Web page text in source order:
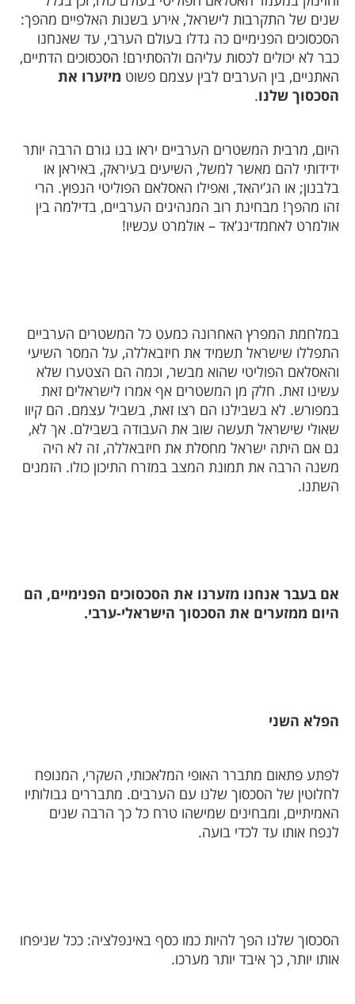
שנים של התקרבות לישראל, אירע בשנות האלפיים מהפך:
הסכסוכים הפנימיים כה גדלו בעולם הערבי, עד שאנחנו
כבר לא יכולים לכסות עליהם ולהסתירם! הסכסוכים הדתיים,
האתניים, בין הערבים לבין עצמם פשוט מיזערו את
הסכסוך שלנו.
היום, מרבית המשטרים הערביים יראו בנו גורם הרבה יותר
ידידותי להם מאשר למשל, השיעים בעיראק, באיראן או
בלבנון; או הג’יהאד, ואפילו האסלאם הפוליטי הנפוץ. הרי
זהו מהפך! מבחינת רוב המנהיגים הערביים, בדילמה בין
אולמרט לאחמדינג’אד – אולמרט עכשיו!
במלחמת המפרץ האחרונה כמעט כל המשטרים הערביים
התפללו שישראל תשמיד את חיזבאללה, על המסר השיעי
והאסלאם הפוליטי שהוא מבשר, וכמה הם הצטערו שלא
עשינו זאת. חלק מן המשטרים אף אמרו לישראלים זאת
במפורש. לא בשבילנו הם רצו זאת, בשביל עצמם. הם קיוו
שאולי שישראל תעשה שוב את העבודה בשבילם. אך לא,
גם אם היתה ישראל מחסלת את חיזבאללה, זה לא היה
משנה הרבה את תמונת המצב במזרח התיכון כולו. הזמנים
השתנו.
אם בעבר אנחנו מזערנו את הסכסוכים הפנימיים, הם
היום ממזערים את הסכסוך הישראלי-ערבי.
הפלא השני
לפתע פתאום מתברר האופי המלאכותי, השקרי, המנופח
לחלוטין של הסכסוך שלנו עם הערבים. מתבררים גבולותיו
האמיתיים, ומבחינים שמישהו טרח כל כך הרבה שנים
לנפח אותו עד לכדי בועה.
הסכסוך שלנו הפך להיות כמו כסף באינפלציה: ככל שניפחו
אותו יותר, כך איבד יותר מערכו.